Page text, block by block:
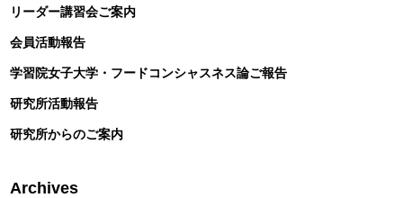
リーダー講習会ご案内
会員活動報告
学習院女子大学・フードコンシャスネス論ご報告
研究所活動報告
研究所からのご案内
Archives